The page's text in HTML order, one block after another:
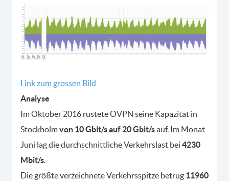
Link zum grossen Bild
Analyse
Im Oktober 2016 rüstete OVPN seine Kapazität in
Stockholmvon 10 Gbit/s auf 20 Gbit/sauf. Im Monat
Juni lag die durchschnittliche Verkehrslast bei 4230
Mbit/s.
Die größte verzeichnete Verkehrsspitze betrug 11960